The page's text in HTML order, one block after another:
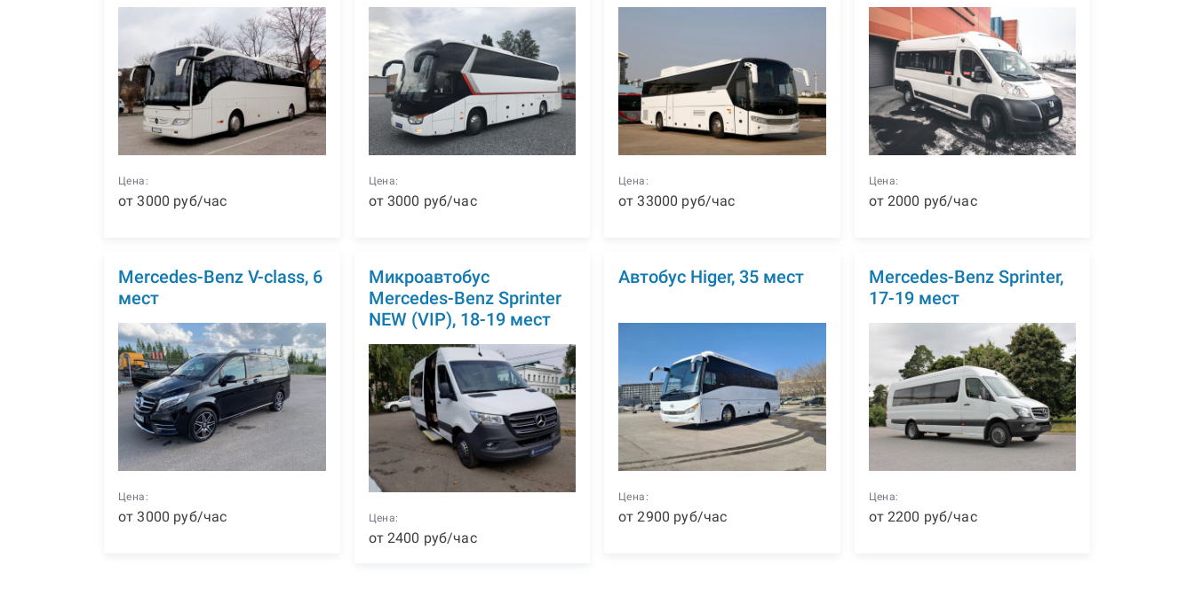
Цена:
от3000 руб/час
Цена:
от 3000 руб/час
Цена:
от33000 руб/час
Цена:
от 2000 руб/час
Mercedes-Benz V-class, 6
мест
Цена:
от3000 руб/час
Микроавтобус
Mercedes-Benz Sprinter
NEW (VIP), 18-19 мест
Цена:
от 2400 руб/час
Автобус Higer, 35 мест
Цена:
от2900 руб/час
Mercedes-Benz Sprinter,
17-19 мест
Цена:
от 2200 руб/час